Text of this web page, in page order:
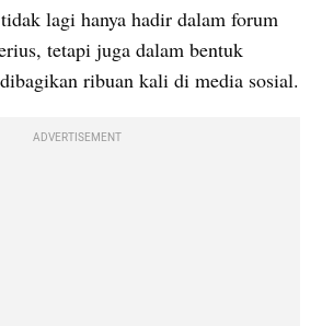
lagi hanya hadir dalam forum
tetapi juga dalam bentuk
ribuan kali di media sosial.
ADVERTISEMENT